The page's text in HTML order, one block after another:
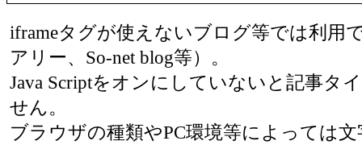
iframeタグが使えないブログ等では利用
アリー、So-net blog等）。
Java Scriptをオンにしていないと記事タ
せん。
ブラウザの種類やPC環境等によっては